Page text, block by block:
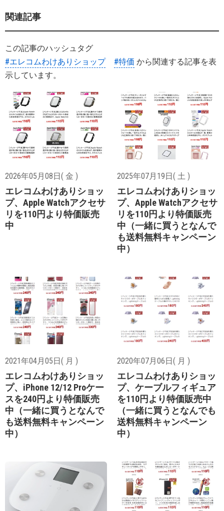
関連記事
この記事のハッシュタグ
#エレコムわけありショップ
#特価 から関連する記事を表
示しています。
2026年05月08日( 金 )
エレコムわけありショッ
プ、Apple Watchアクセサ
リを110円より特価販売
中
2025年07月19日( 土 )
エレコムわけありショッ
プ、Apple Watchアクセサ
リを110円より特価販売
中（一緒に買うとなんで
も送料無料キャンペーン
中）
2021年04月05日( 月 )
エレコムわけありショッ
プ、iPhone 12/12 Proケー
スを240円より特価販売
中（一緒に買うとなんで
も送料無料キャンペーン
中）
2020年07月06日( 月 )
エレコムわけありショッ
プ、ケーブルフィギュア
を110円より特価販売中
（一緒に買うとなんでも
送料無料キャンペーン
中）